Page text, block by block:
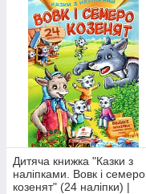
Дитяча книжка "Казки з
наліпками. Вовк і семеро
козенят" (24 наліпки) |